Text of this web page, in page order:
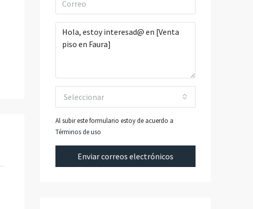
Seleccionar
Al subir este formulario estoy de acuerdo a
Términos de uso
Enviar correos electrónicos